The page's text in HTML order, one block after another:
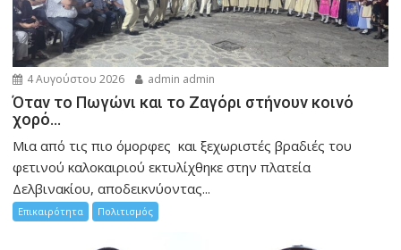
4 Αυγούστου 2026 admin admin
Όταν το Πωγώνι και το Ζαγόρι στήνουν κοινό
χορό…
Μια από τις πιο όμορφες και ξεχωριστές βραδιές του
φετινού καλοκαιριού εκτυλίχθηκε στην πλατεία
Δελβινακίου, αποδεικνύοντας...
Επικαιρότητα Πολιτισμός